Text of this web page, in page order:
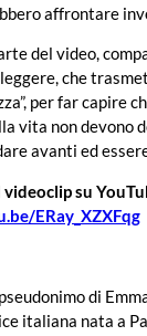
affrontare
del video,
che
per far capire
vita non devono
avanti ed
su
ERay_XZXFqg
di
italiana nata a